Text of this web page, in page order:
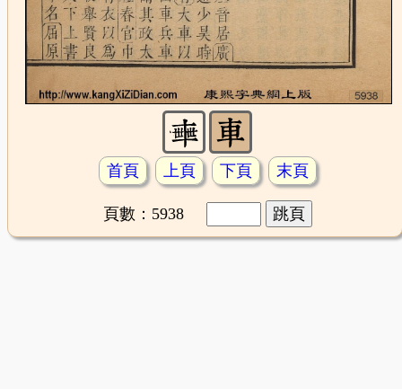
首頁 上頁 下頁 末頁
頁數：5938